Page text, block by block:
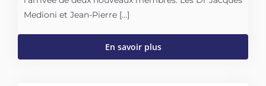
Medioni et Jean-Pierre [...]
En savoir plus